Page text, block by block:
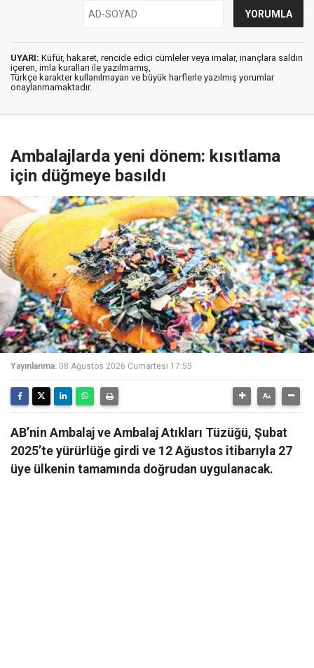
UYARI: Küfür, hakaret, rencide edici cümleler veya imalar, inançlara saldırı
içeren, imla kuralları ile yazılmamış,
Türkçe karakter kullanılmayan ve büyük harflerle yazılmış yorumlar
onaylanmamaktadır.
Ambalajlarda yeni dönem: kısıtlama
için düğmeye basıldı
Yayınlanma: 08 Ağustos 2026 Cumartesi 17:55
AB’nin Ambalaj ve Ambalaj Atıkları Tüzüğü, Şubat
2025’te yürürlüğe girdi ve 12 Ağustos itibarıyla 27
üye ülkenin tamamında doğrudan uygulanacak.